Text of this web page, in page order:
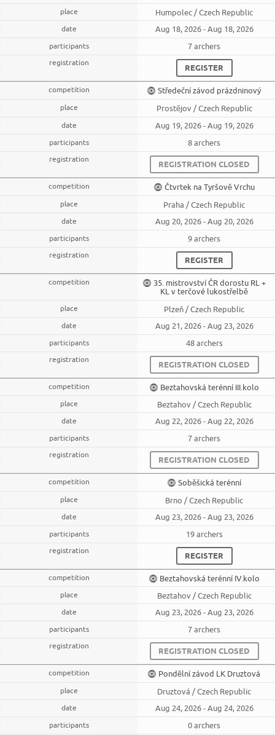
Humpolec / Czech Republic
Aug 18, 2026 - Aug 18, 2026
7 archers
REGISTER
Středeční závod prázdninový
Prostějov / Czech Republic
Aug 19, 2026 - Aug 19, 2026
8 archers
REGISTRATION CLOSED
Čtvrtek na Tyršově Vrchu
Praha / Czech Republic
Aug 20, 2026 - Aug 20, 2026
9 archers
REGISTER
35. mistrovství ČR dorostu RL +
KL v terčové lukostřelbě
Plzeň / Czech Republic
Aug 21, 2026 - Aug 23, 2026
48 archers
REGISTRATION CLOSED
Beztahovská terénní III.kolo
Beztahov / Czech Republic
Aug 22, 2026 - Aug 22, 2026
7 archers
REGISTRATION CLOSED
Soběšická terénní
Brno / Czech Republic
Aug 23, 2026 - Aug 23, 2026
19 archers
REGISTER
Beztahovská terénní IV.kolo
Beztahov / Czech Republic
Aug 23, 2026 - Aug 23, 2026
7 archers
REGISTRATION CLOSED
Pondělní závod LK Druztová
Druztová / Czech Republic
Aug 24, 2026 - Aug 24, 2026
0 archers